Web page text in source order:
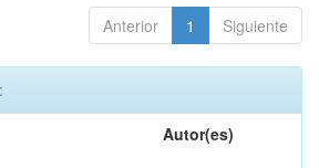
Anterior 1 Siguiente
Autor(es)